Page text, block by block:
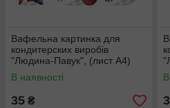
Вафельна картинка для
кондитерских виробів
"Людина-Павук", (лист А4)
В наявності
35 ₴